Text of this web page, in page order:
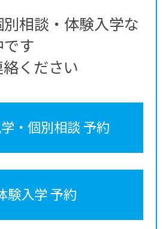
相談・体験入学な
す
ください
・個別相談 予約
験入学 予約